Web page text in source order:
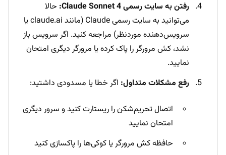
رفتن به سایت رسمی Claude Sonnet 4:
حالا
می‌توانید به سایت رسمی Claude (مانند claude.ai یا
سرویس‌دهنده موردنظر) مراجعه کنید. اگر سرویس باز
نشد، کش مرورگر را پاک کرده یا مرورگر دیگری امتحان
نمایید.
رفع مشکلات متداول: اگر خطا یا مسدودی داشتید:
اتصال تحریم‌شکن را ریستارت کنید و سرور دیگری
امتحان نمایید
حافظه کش مرورگر یا کوکی‌ها را پاکسازی کنید